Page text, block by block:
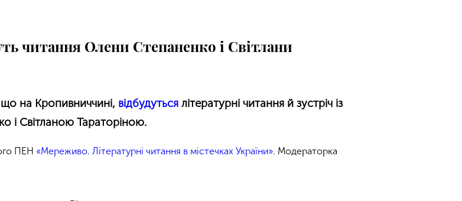
читання Олени Степаненко і Світлани
що на Кропивниччині, відбудуться літературні читання й зустріч із
і Світланою Тараторіною.
ПЕН «Мереживо. Літературні читання в містечках України». Модераторка